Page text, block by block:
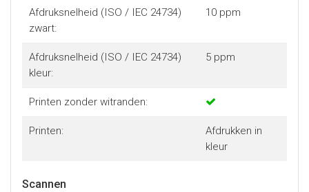
Afdruksnelheid (ISO / IEC 24734)
zwart:
10 ppm
Afdruksnelheid (ISO / IEC 24734)
kleur:
5 ppm
Printen zonder witranden:
Printen:
Afdrukken in
kleur
Scannen